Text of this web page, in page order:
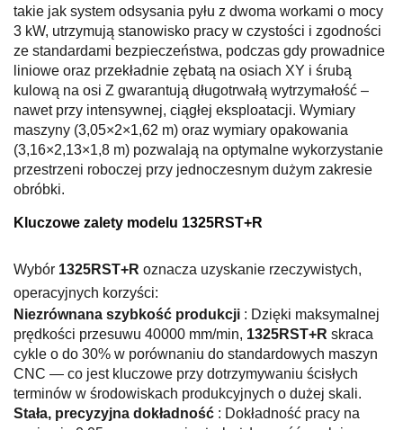
takie jak system odsysania pyłu z dwoma workami o mocy
3 kW, utrzymują stanowisko pracy w czystości i zgodności
ze standardami bezpieczeństwa, podczas gdy prowadnice
liniowe oraz przekładnie zębatą na osiach XY i śrubą
kulową na osi Z gwarantują długotrwałą wytrzymałość –
nawet przy intensywnej, ciągłej eksploatacji. Wymiary
maszyny (3,05×2×1,62 m) oraz wymiary opakowania
(3,16×2,13×1,8 m) pozwalają na optymalne wykorzystanie
przestrzeni roboczej przy jednoczesnym dużym zakresie
obróbki.
Kluczowe zalety modelu 1325RST+R
Wybór 1325RST+R oznacza uzyskanie rzeczywistych,
operacyjnych korzyści:
Niezrównana szybkość produkcji : Dzięki maksymalnej
prędkości przesuwu 40000 mm/min, 1325RST+R skraca
cykle o do 30% w porównaniu do standardowych maszyn
CNC — co jest kluczowe przy dotrzymywaniu ścisłych
terminów w środowiskach produkcyjnych o dużej skali.
Stała, precyzyjna dokładność : Dokładność pracy na